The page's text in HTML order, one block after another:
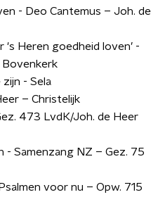
- Deo Cantemus – Joh. de
's Heren goedheid loven’ -
Bovenkerk
- Sela
– Christelijk
473 LvdK/Joh. de Heer
- Samenzang NZ – Gez. 75
voor nu – Opw. 715